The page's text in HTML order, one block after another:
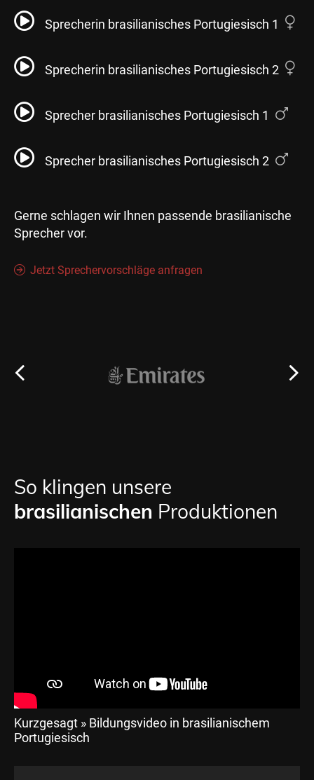
Sprecherin brasilianisches Portugiesisch 1
Sprecherin brasilianisches Portugiesisch 2
Sprecher brasilianisches Portugiesisch 1
Sprecher brasilianisches Portugiesisch 2
Gerne schlagen wir Ihnen passende brasilianische
Sprecher vor.
Jetzt Sprechervorschläge anfragen
So klingen unsere
brasilianischen Produktionen
Kurzgesagt » Bildungsvideo in brasilianischem
Portugiesisch